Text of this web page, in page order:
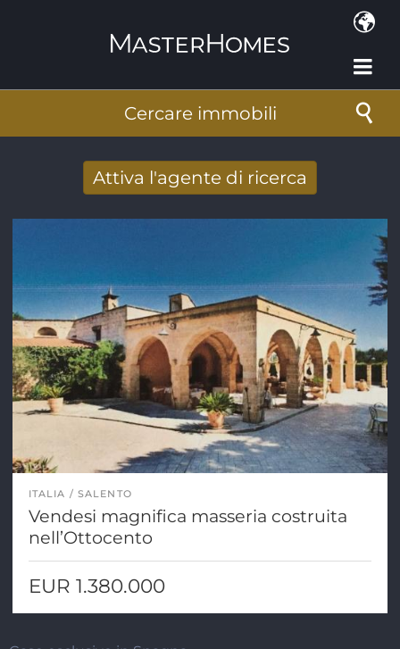
Cercare immobili
Attiva l'agente di ricerca
mail
ITALIA SALENTO
Vendesi magnifica masseria costruita
nell’Ottocento
EUR 1.380.000